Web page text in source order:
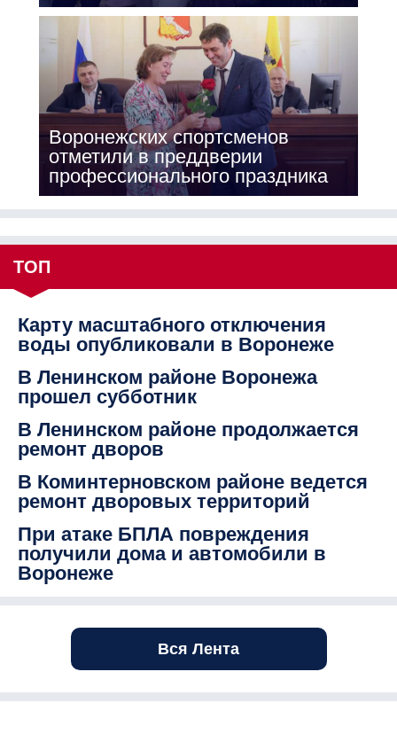
Воронежских спортсменов
отметили в преддверии
профессионального праздника
ТОП
Карту масштабного отключения
воды опубликовали в Воронеже
В Ленинском районе Воронежа
прошел субботник
В Ленинском районе продолжается
ремонт дворов
В Коминтерновском районе ведется
ремонт дворовых территорий
При атаке БПЛА повреждения
получили дома и автомобили в
Воронеже
Вся Лента